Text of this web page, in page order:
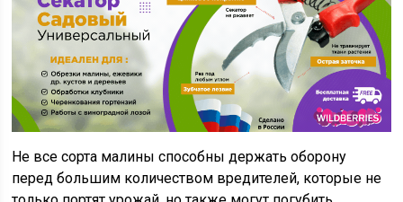
Не все сорта малины способны держать оборону
перед большим количеством вредителей, которые не